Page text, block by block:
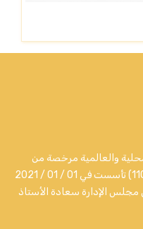
والعالمية مرخصة من
الهيئة العامة لتنظيم الإعلام رقم (1100666) تأسست في 01 / 01 / 2021
الإدارة سعادة الأستاذ